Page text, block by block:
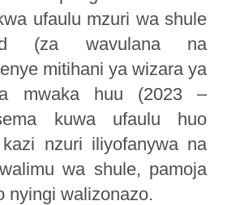
ufaulu mzuri wa shule
(za wavulana na
mitihani ya wizara ya
mwaka huu (2023 –
kuwa ufaulu huo
nzuri iliyofanywa na
wa shule, pamoja
nyingi walizonazo.